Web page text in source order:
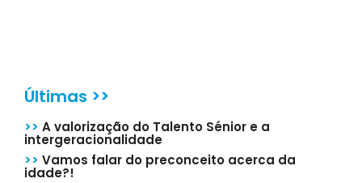
Últimas >>
>> A valorização do Talento Sénior e a
intergeracionalidade
>> Vamos falar do preconceito acerca da
idade?!